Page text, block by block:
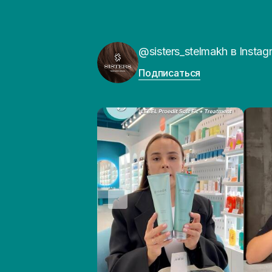
@sisters_stelmakh в
Подписаться